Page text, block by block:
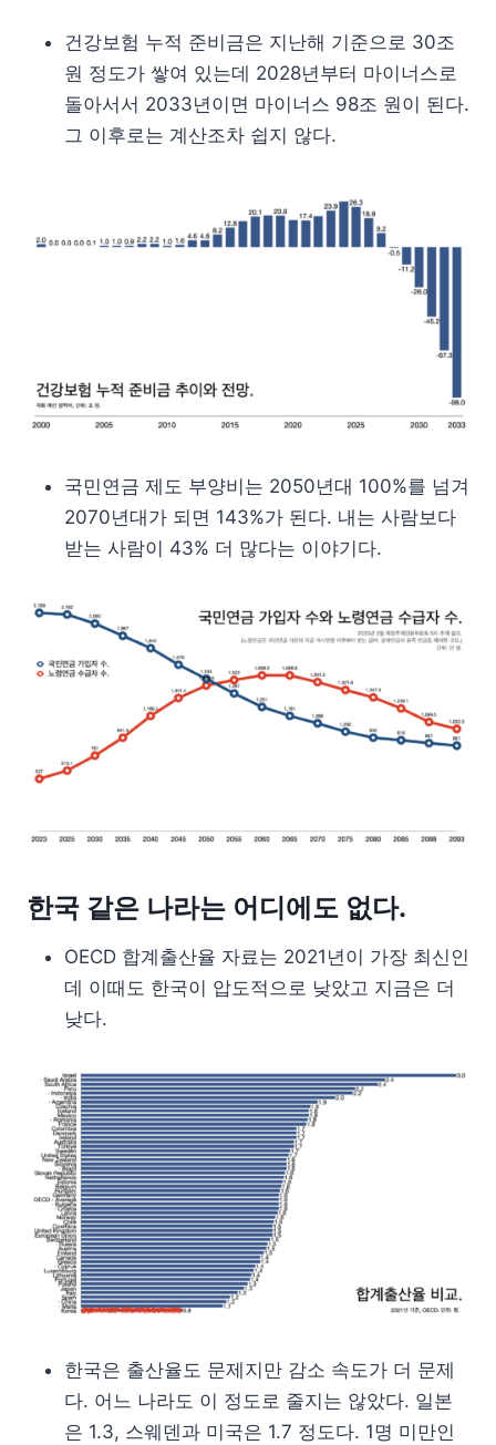
건강보험 누적 준비금은 지난해 기준으로 30조
원 정도가 쌓여 있는데 2028년부터 마이너스로
돌아서서 2033년이면 마이너스 98조 원이 된다.
그 이후로는 계산조차 쉽지 않다.
국민연금 제도 부양비는 2050년대 100%를 넘겨
2070년대가 되면 143%가 된다. 내는 사람보다
받는 사람이 43% 더 많다는 이야기다.
한국 같은 나라는 어디에도 없다.
OECD 합계출산율 자료는 2021년이 가장 최신인
데 이때도 한국이 압도적으로 낮았고 지금은 더
낮다.
한국은 출산율도 문제지만 감소 속도가 더 문제
다. 어느 나라도 이 정도로 줄지는 않았다. 일본
은 1.3, 스웨덴과 미국은 1.7 정도다. 1명 미만인